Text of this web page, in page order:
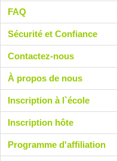
FAQ
Sécurité et Confiance
Contactez-nous
À propos de nous
Inscription à l`école
Inscription hôte
Programme d'affiliation